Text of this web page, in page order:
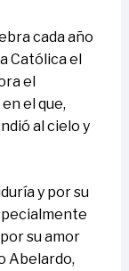
cada año
Católica el
el
el que,
al cielo y
y por su
su amor
Abelardo,